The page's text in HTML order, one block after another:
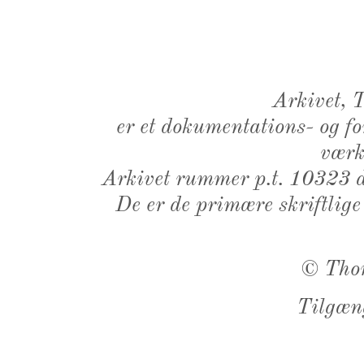
Arkivet,
er et dokumentations- og
Arkivet rummer p.t. 10323
De er de primære
©